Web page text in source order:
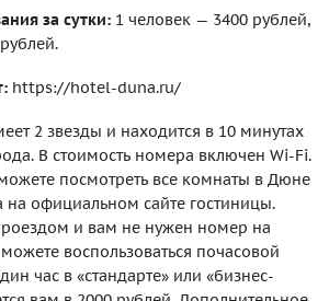
за сутки: 1 человек — 3400 рублей,
https://hotel-duna.ru/
2 звезды и находится в 10 минутах
В стоимость номера включен Wi-Fi.
посмотреть все комнаты в Дюне
официальном сайте гостиницы.
и вам не нужен номер на
воспользоваться почасовой
час в «стандарте» или «бизнес-